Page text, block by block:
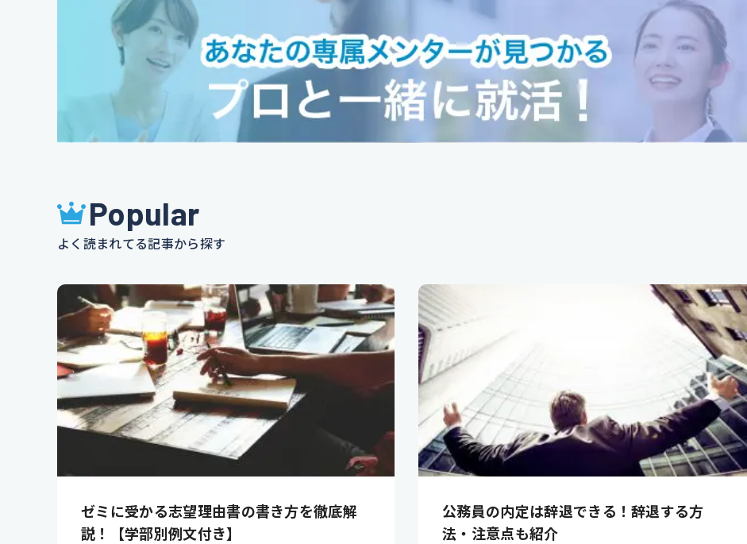
Popular
よく読まれてる記事から探す
ゼミに受かる志望理由書の書き方を徹底解
説！【学部別例文付き】
公務員の内定は辞退できる！辞退する方
法・注意点も紹介